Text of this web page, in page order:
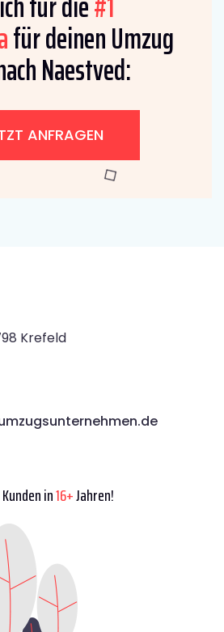
für deinen Umzug
Naestved:
ANFRAGEN
Krefeld
in16+Jahren!